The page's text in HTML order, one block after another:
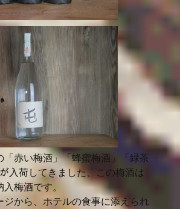
「赤い梅酒」「蜂蜜梅酒」「緑茶
入荷してきました、この梅酒は
梅酒です。
ジから、ホテルの食事に添えられ